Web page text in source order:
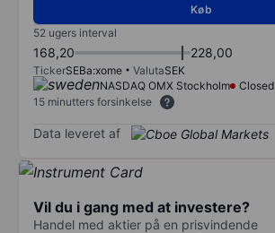
Køb
52 ugers interval
168,20 228,00
TickerSEBa:xome ValutaSEK
NASDAQ OMX Stockholm
Closed
15 minutters forsinkelse
Data leveret af
Vil du i gang med at investere?
Handel med aktier på en prisvindende